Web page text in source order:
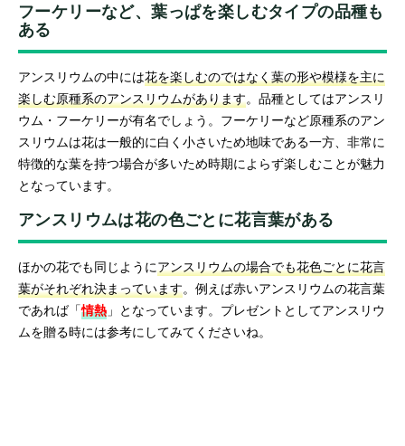
フーケリーなど、葉っぱを楽しむタイプの品種も
ある
アンスリウムの中には花を楽しむのではなく葉の形や模様を主に
楽しむ原種系のアンスリウムがあります。品種としてはアンスリ
ウム・フーケリーが有名でしょう。フーケリーなど原種系のアン
スリウムは花は一般的に白く小さいため地味である一方、非常に
特徴的な葉を持つ場合が多いため時期によらず楽しむことが魅力
となっています。
アンスリウムは花の色ごとに花言葉がある
ほかの花でも同じようにアンスリウムの場合でも花色ごとに花言
葉がそれぞれ決まっています。例えば赤いアンスリウムの花言葉
であれば「情熱」となっています。プレゼントとしてアンスリウ
ムを贈る時には参考にしてみてくださいね。